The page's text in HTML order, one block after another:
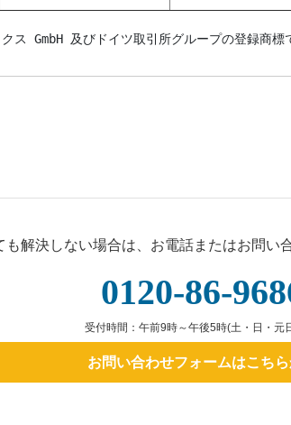
ス GmbH 及びドイツ取引所グループの登録商標
も解決しない場合は、お電話またはお問い
0120-86-
受付時間：午前9時～午後5時(土・日・元
お問い合わせフォームはこちら